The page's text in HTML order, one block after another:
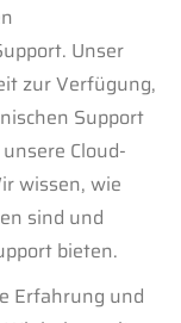
Unser
zur Verfügung,
Support
Cloud-
wissen, wie
sind und
bieten.
Erfahrung und